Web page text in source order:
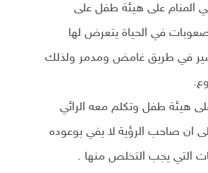
المنام على هيئة طفل على
في الحياة يتعرض لها
يسير في طريق غامض ومدمر ولذلك
هيئة طفل وتكلم معه الرائي
ان صاحب الرؤية لا يفي بوعوده
التي يجب التخلص منها .